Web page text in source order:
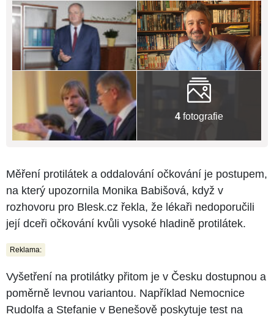
4 fotografie
Měření protilátek a oddalování očkování je postupem,
na který upozornila Monika Babišová, když v
rozhovoru pro Blesk.cz řekla, že lékaři nedoporučili
její dceři očkování kvůli vysoké hladině protilátek.
Reklama:
Vyšetření na protilátky přitom je v Česku dostupnou a
poměrně levnou variantou. Například Nemocnice
Rudolfa a Stefanie v Benešově poskytuje test na